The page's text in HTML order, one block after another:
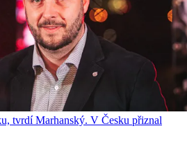
tvrdí Marhanský. V Česku přiznal